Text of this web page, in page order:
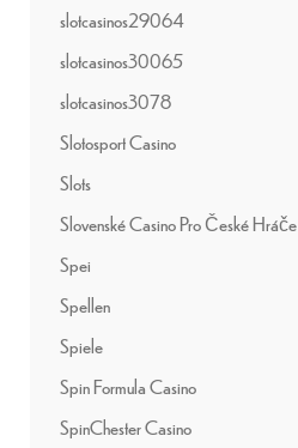
slotcasinos29064
slotcasinos30065
slotcasinos3078
Slotosport Casino
Slots
Slovenské Casino Pro České Hráče
Spei
Spellen
Spiele
Spin Formula Casino
SpinChester Casino